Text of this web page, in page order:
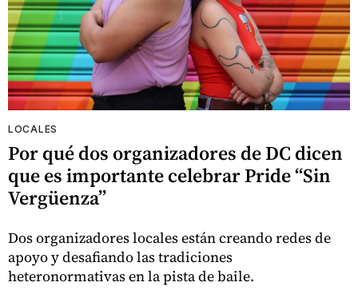
LOCALES
Por qué dos organizadores de DC dicen
que es importante celebrar Pride “Sin
Vergüenza”
Dos organizadores locales están creando redes de
apoyo y desafiando las tradiciones
heteronormativas en la pista de baile.